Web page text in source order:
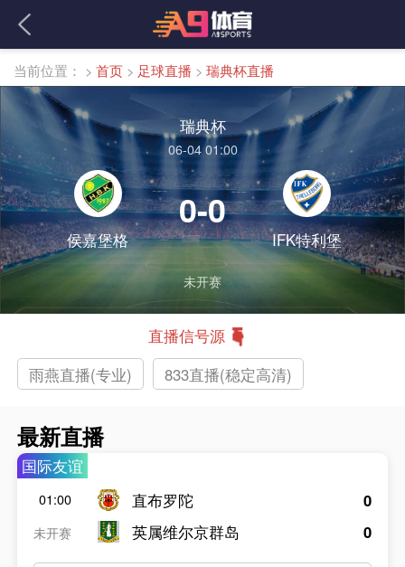
当前位置： > 首页 > 足球直播 > 瑞典杯直播
瑞典杯
06-04 01:00
侯嘉堡格
0-0
IFK特利堡
未开赛
直播信号源
雨燕直播(专业)
833直播(稳定高清)
最新直播
国际友谊
01:00
未开赛
直布罗陀
英属维尔京群岛
0
0